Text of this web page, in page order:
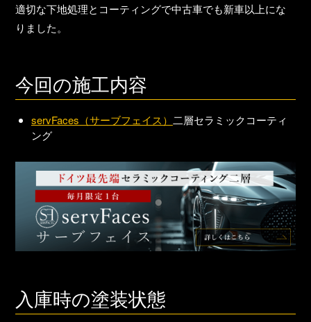
適切な下地処理とコーティングで中古車でも新車以上にな
りました。
今回の施工内容
servFaces（サーブフェイス） 二層セラミックコーティ
ング
入庫時の塗装状態